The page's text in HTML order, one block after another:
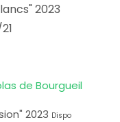
2023
de Bourgueil
2023 Dispo